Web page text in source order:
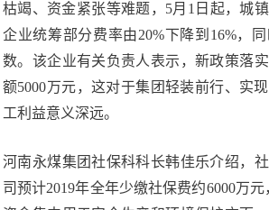
枯竭、资金紧张等难题，5月1日起，城
企业统筹部分费率由20%下降到16%，
数。该企业有关负责人表示，新政策落
额5000万元，这对于集团轻装前行、实
工利益意义深远。
河南永煤集团社保科科长韩佳乐介绍，
司预计2019年全年少缴社保费约6000万